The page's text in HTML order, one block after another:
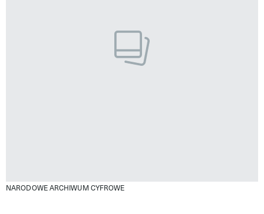
NARODOWE ARCHIWUM CYFROWE